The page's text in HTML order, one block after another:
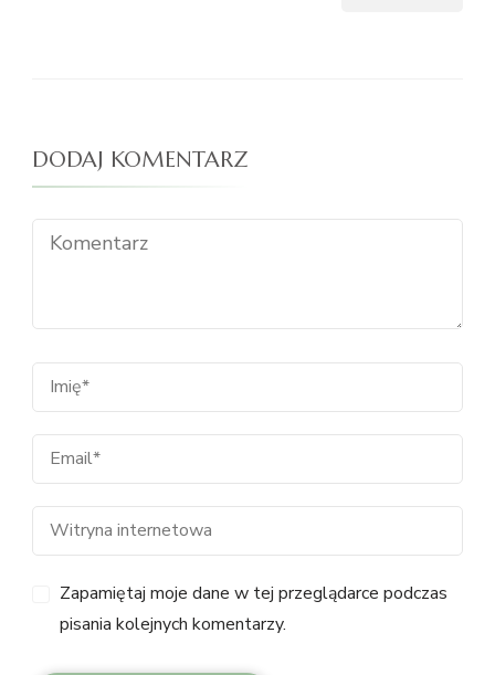
DODAJ KOMENTARZ
Zapamiętaj moje dane w tej przeglądarce podczas
pisania kolejnych komentarzy.